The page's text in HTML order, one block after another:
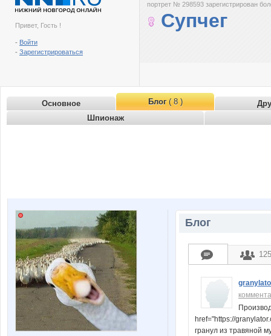
Привет, Гость !
- Войти
- Зарегистрироваться
портрет № 298593 зарегистрирован
Супчег
Основное Блог( 8 )
Шпионаж
Блог
125
href="https://
гранул из травяной